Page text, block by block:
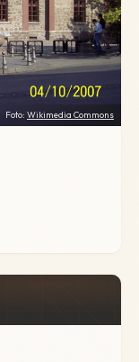
Foto: Wikimedia Commons